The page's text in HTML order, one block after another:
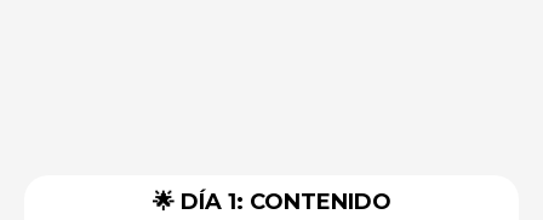
🌟 DÍA 1: CONTENIDO